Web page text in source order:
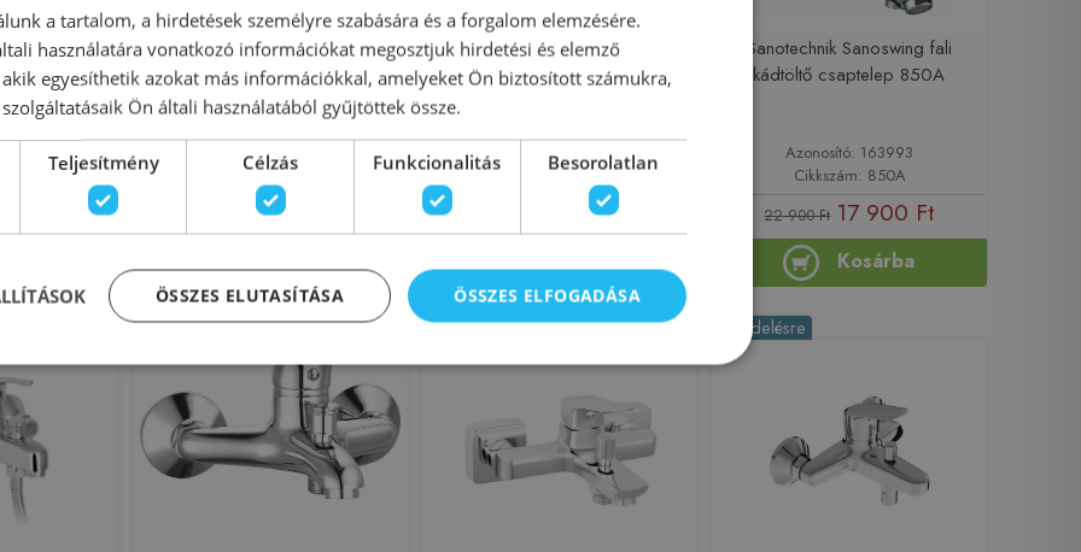
kádtöltő
króm
Deante Joko kádtöltő csaptelep
zuhanyszett nélkül BOJ 010M
Azonosító: 148970
Cikkszám: BOJ_010M
17 900 Ft
FERRO Fiesta egykaros
kádcsaptelep BFI1
Azonosító: 167616
Cikkszám: BFI1
23 436 Ft
Sanotechnik Sanoswing fali
kádtöltő csaptelep 850A
Azonosító: 163993
Cikkszám: 850A
22 900 Ft 17 900 Ft
Kosárba
-6%
Rendelésre -16%
Raktáron Rendelésre
a tartalom, a hirdetések személyre szabására és a forgalom elemzésére.
használatára vonatkozó információkat megosztjuk hirdetési és elemző
egyesíthetik azokat más információkkal, amelyeket Ön biztosított számukra,
Ön általi használatából gyűjtöttek össze.
Teljesítmény Célzás Funkcionalitás Besorolatlan
ÖSSZES ELFOGADÁSA
ÖSSZES ELUTASÍTÁSA